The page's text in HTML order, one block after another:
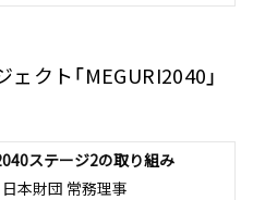
クト「MEGURI2040」
ステージ2の取り組み
本財団 常務理事